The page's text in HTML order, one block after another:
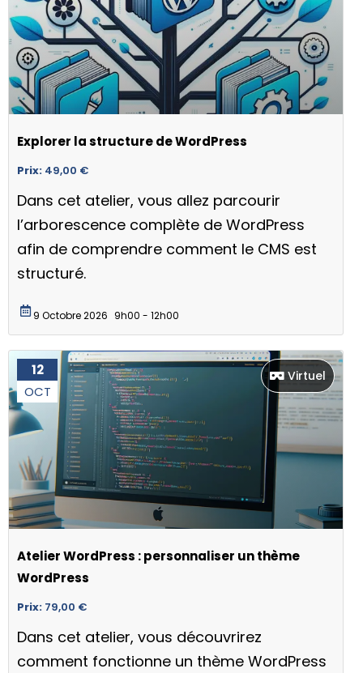
Explorer la structure de WordPress
Prix: 49,00 €
Dans cet atelier, vous allez parcourir
l’arborescence complète de WordPress
afin de comprendre comment le CMS est
structuré.
9 Octobre 2026 9h00 - 12h00
12
OCT
Virtuel
Atelier WordPress : personnaliser un thème
WordPress
Prix: 79,00 €
Dans cet atelier, vous découvrirez
comment fonctionne un thème WordPress